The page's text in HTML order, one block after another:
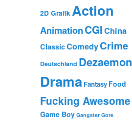
2D GrafikAction
AnimationCGIChina
ClassicComedyCrime
Deutschland Dezaemon
Drama Fantasy Food
Fucking Awesome
Game Boy Gangster Gore